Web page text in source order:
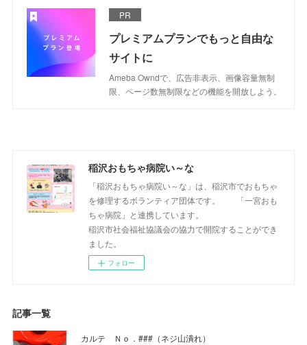
PR
プレミアムプランでもっと自由な
サイトに
Ameba Owndで、広告非表示、画像容量無制
限、ページ数無制限などの機能を開放しよう。
稲沢おもちゃ病院い～な
「稲沢おもちゃ病院い～な」は、稲沢市でおもちゃ
を修理するボランティア団体です。 「一宮おも
ちゃ病院」と連携しています。
稲沢市社会福祉協議会の協力で開院することができ
ました。
フォロー
記事一覧
カルテ Ｎｏ．###（ネジ山潰れ）